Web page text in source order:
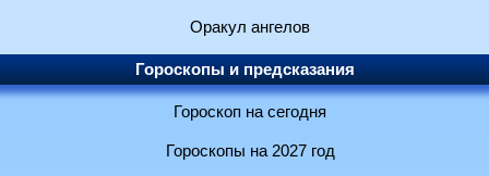
Оракул ангелов
Гороскопы и предсказания
Гороскоп на сегодня
Гороскопы на 2027 год